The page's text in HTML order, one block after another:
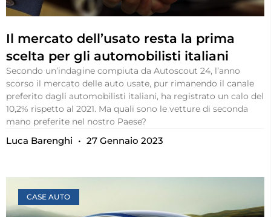
Il mercato dell’usato resta la prima
scelta per gli automobilisti italiani
Secondo un’indagine compiuta da Autoscout 24, l’anno
scorso il mercato delle auto usate, pur rimanendo il canale
preferito dagli automobilisti italiani, ha registrato un calo del
10,2% rispetto al 2021. Ma quali sono le vetture di seconda
mano preferite nel nostro Paese?
Luca Barenghi 27 Gennaio 2023
CASE AUTO